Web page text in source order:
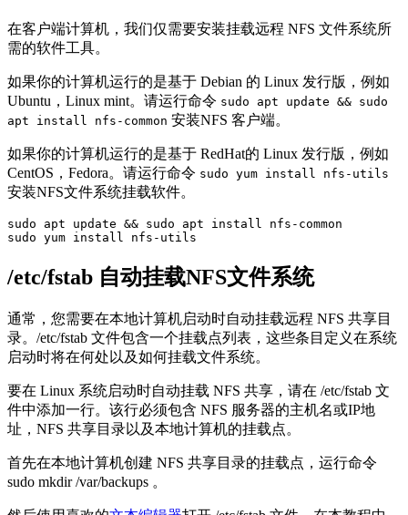
在客户端计算机，我们仅需要安装挂载远程 NFS 文件系统所
需的软件工具。
如果你的计算机运行的是基于 Debian 的 Linux 发行版，例如
Ubuntu，Linux mint。请运行命令 sudo apt update && sudo
apt install nfs-common 安装NFS 客户端。
如果你的计算机运行的是基于 RedHat的 Linux 发行版，例如
CentOS，Fedora。请运行命令 sudo yum install nfs-utils
安装NFS文件系统挂载软件。
sudo apt update && sudo apt install nfs-common
sudo yum install nfs-utils
/etc/fstab 自动挂载NFS文件系统
通常，您需要在本地计算机启动时自动挂载远程 NFS 共享目
录。/etc/fstab 文件包含一个挂载点列表，这些条目定义在系统
启动时将在何处以及如何挂载文件系统。
要在 Linux 系统启动时自动挂载 NFS 共享，请在 /etc/fstab 文
件中添加一行。该行必须包含 NFS 服务器的主机名或IP地
址，NFS 共享目录以及本地计算机的挂载点。
首先在本地计算机创建 NFS 共享目录的挂载点，运行命令
sudo mkdir /var/backups 。